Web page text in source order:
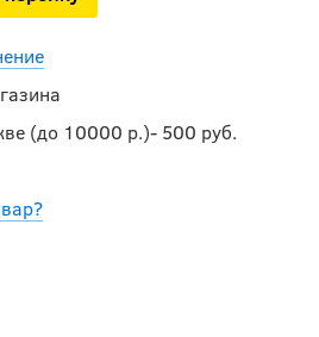
(до 10000 р.)- 500 руб.
Клюшка BAUER S26
SUPREME FUSE YTH